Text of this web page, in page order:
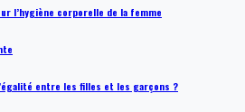
l’hygiène corporelle de la femme
entre les filles et les garçons ?